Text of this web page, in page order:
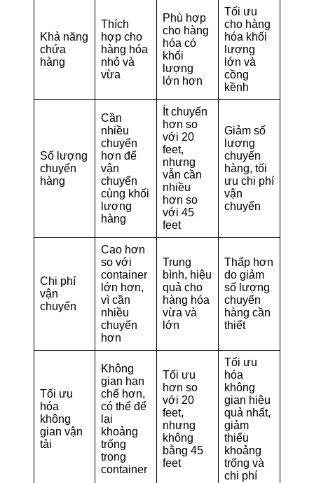
Khả năng
chứa
hàng
Thích
hợp cho
hàng hóa
nhỏ và
vừa
Phù hợp
cho hàng
hóa có
khối
lượng
lớn hơn
Tối ưu
cho hàng
hóa khối
lượng
lớn và
cồng
kềnh
Số lượng
chuyến
hàng
Cần
nhiều
chuyến
hơn để
vận
chuyển
cùng khối
lượng
hàng
Ít chuyến
hơn so
với 20
feet,
nhưng
vẫn cần
nhiều
hơn so
với 45
feet
Giảm số
lượng
chuyến
hàng, tối
ưu chi phí
vận
chuyển
Chi phí
vận
chuyển
Cao hơn
so với
container
lớn hơn,
vì cần
nhiều
chuyến
hơn
Trung
bình, hiệu
quả cho
hàng hóa
vừa và
lớn
Thấp hơn
do giảm
số lượng
chuyến
hàng cần
thiết
Tối ưu
hóa
không
gian vận
tải
Không
gian hạn
chế hơn,
có thể để
lại
khoảng
trống
trong
container
Tối ưu
hơn so
với 20
feet,
nhưng
không
bằng 45
feet
Tối ưu
hóa
không
gian hiệu
quả nhất,
giảm
thiểu
khoảng
trống và
chi phí